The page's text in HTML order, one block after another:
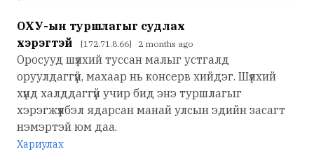
ОХУ-ын туршлагыг судлах
хэрэгтэй
[172.71.8.66] 2 months ago
Оросууд шүлхий туссан малыг устгалд
оруулдаггүй, махаар нь консерв хийдэг. Шүлхий
хүнд халддаггүй учир бид энэ туршлагыг
хэрэгжүүлбэл ядарсан манай улсын эдийн засагт
нэмэртэй юм даа.
Хариулах